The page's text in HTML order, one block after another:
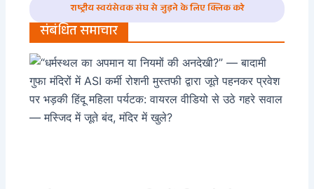
राष्ट्रीय स्वयंसेवक संघ से जुड़ने के लिए क्लिक करे
संबंधित समाचार